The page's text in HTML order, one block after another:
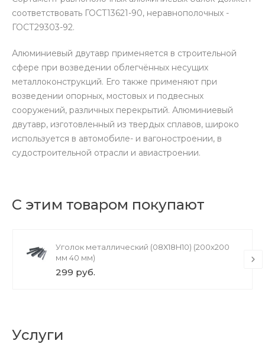
соответствовать ГОСТ13621-90, неравнополочных -
ГОСТ29303-92.
Алюминиевый двутавр применяется в строительной
сфере при возведении облегчённых несущих
металлоконструкций. Его также применяют при
возведении опорных, мостовых и подвесных
сооружений, различных перекрытий. Алюминиевый
двутавр, изготовленный из твердых сплавов, широко
используется в автомобиле- и вагоностроении, в
судостроительной отрасли и авиастроении.
С этим товаром покупают
Уголок металлический (08Х18H10) (200х200
мм 40 мм)
299 руб.
Услуги